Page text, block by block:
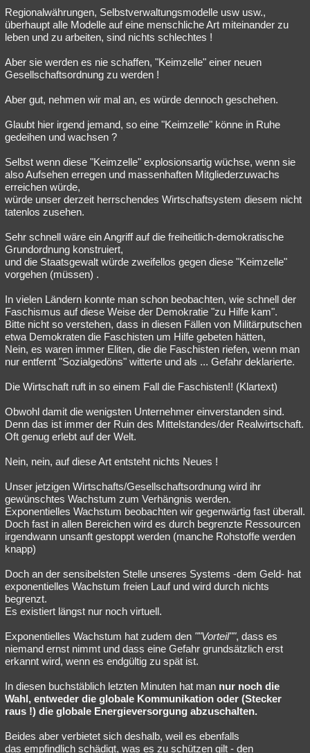
Regionalwährungen, Selbstverwaltungsmodelle usw usw.,
überhaupt alle Modelle auf eine menschliche Art miteinander zu
leben und zu arbeiten, sind nichts schlechtes !
Aber sie werden es nie schaffen, "Keimzelle" einer neuen
Gesellschaftsordnung zu werden !
Aber gut, nehmen wir mal an, es würde dennoch geschehen.
Glaubt hier irgend jemand, so eine "Keimzelle" könne in Ruhe
gedeihen und wachsen ?
Selbst wenn diese "Keimzelle" explosionsartig wüchse, wenn sie
also Aufsehen erregen und massenhaften Mitgliederzuwachs
erreichen würde,
würde unser derzeit herrschendes Wirtschaftsystem diesem nicht
tatenlos zusehen.
Sehr schnell wäre ein Angriff auf die freiheitlich-demokratische
Grundordnung konstruiert,
und die Staatsgewalt würde zweifellos gegen diese "Keimzelle"
vorgehen (müssen) .
In vielen Ländern konnte man schon beobachten, wie schnell der
Faschismus auf diese Weise der Demokratie "zu Hilfe kam".
Bitte nicht so verstehen, dass in diesen Fällen von Militärputschen
etwa Demokraten die Faschisten um Hilfe gebeten hätten,
Nein, es waren immer Eliten, die die Faschisten riefen, wenn man
nur entfernt "Sozialgedöns" witterte und als ... Gefahr deklarierte.
Die Wirtschaft ruft in so einem Fall die Faschisten!! (Klartext)
Obwohl damit die wenigsten Unternehmer einverstanden sind.
Denn das ist immer der Ruin des Mittelstandes/der Realwirtschaft.
Oft genug erlebt auf der Welt.
Nein, nein, auf diese Art entsteht nichts Neues !
Unser jetzigen Wirtschafts/Gesellschaftsordnung wird ihr
gewünschtes Wachstum zum Verhängnis werden.
Exponentielles Wachstum beobachten wir gegenwärtig fast überall.
Doch fast in allen Bereichen wird es durch begrenzte Ressourcen
irgendwann unsanft gestoppt werden (manche Rohstoffe werden
knapp)
Doch an der sensibelsten Stelle unseres Systems -dem Geld- hat
exponentielles Wachstum freien Lauf und wird durch nichts
begrenzt.
Es existiert längst nur noch virtuell.
Exponentielles Wachstum hat zudem den ""Vorteil"", dass es
niemand ernst nimmt und dass eine Gefahr grundsätzlich erst
erkannt wird, wenn es endgültig zu spät ist.
In diesen buchstäblich letzten Minuten hat man nur noch die
Wahl, entweder die globale Kommunikation oder (Stecker
raus !) die globale Energieversorgung abzuschalten.
Beides aber verbietet sich deshalb, weil es ebenfalls
das empfindlich schädigt, was es zu schützen gilt - den